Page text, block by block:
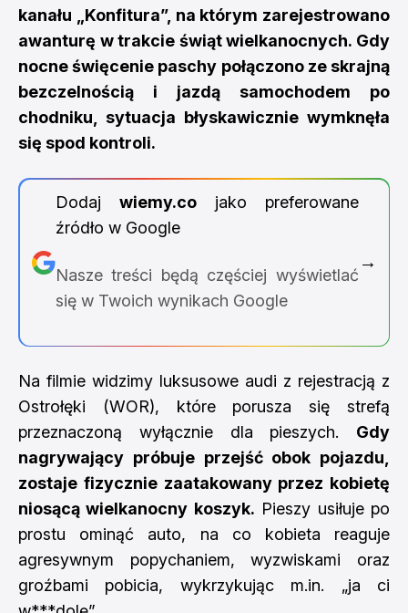
kanału „Konfitura”, na którym zarejestrowano
awanturę w trakcie świąt wielkanocnych. Gdy
nocne święcenie paschy połączono ze skrajną
bezczelnością i jazdą samochodem po
chodniku, sytuacja błyskawicznie wymknęła
się spod kontroli.
Dodaj wiemy.cojako preferowane
źródło w Google
Nasze treści będą częściej wyświetlać
się w Twoich wynikach Google
→
Na filmie widzimy luksusowe audi z rejestracją z
Ostrołęki (WOR), które porusza się strefą
przeznaczoną wyłącznie dla pieszych. Gdy
nagrywający próbuje przejść obok pojazdu,
zostaje fizycznie zaatakowany przez kobietę
niosącą wielkanocny koszyk. Pieszy usiłuje po
prostu ominąć auto, na co kobieta reaguje
agresywnym popychaniem, wyzwiskami oraz
groźbami pobicia, wykrzykując m.in. „ja ci